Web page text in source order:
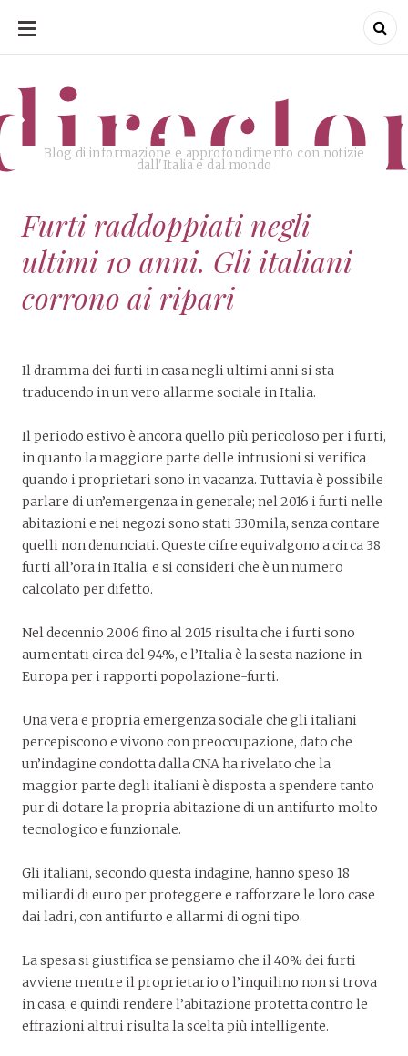
SKIP
CONTENT
Blog di informazione e approfondimento con notizie
dall'Italia e dal mondo
Furti raddoppiati negli
ultimi 10 anni. Gli italiani
corrono ai ripari
Il dramma dei furti in casa negli ultimi anni si sta
traducendo in un vero allarme sociale in Italia.
Il periodo estivo è ancora quello più pericoloso per i furti,
in quanto la maggiore parte delle intrusioni si verifica
quando i proprietari sono in vacanza. Tuttavia è possibile
parlare di un’emergenza in generale; nel 2016 i furti nelle
abitazioni e nei negozi sono stati 330mila, senza contare
quelli non denunciati. Queste cifre equivalgono a circa 38
furti all’ora in Italia, e si consideri che è un numero
calcolato per difetto.
Nel decennio 2006 fino al 2015 risulta che i furti sono
aumentati circa del 94%, e l’Italia è la sesta nazione in
Europa per i rapporti popolazione-furti.
Una vera e propria emergenza sociale che gli italiani
percepiscono e vivono con preoccupazione, dato che
un’indagine condotta dalla CNA ha rivelato che la
maggior parte degli italiani è disposta a spendere tanto
pur di dotare la propria abitazione di un antifurto molto
tecnologico e funzionale.
Gli italiani, secondo questa indagine, hanno speso 18
miliardi di euro per proteggere e rafforzare le loro case
dai ladri, con antifurto e allarmi di ogni tipo.
La spesa si giustifica se pensiamo che il 40% dei furti
avviene mentre il proprietario o l’inquilino non si trova
in casa, e quindi rendere l’abitazione protetta contro le
effrazioni altrui risulta la scelta più intelligente.